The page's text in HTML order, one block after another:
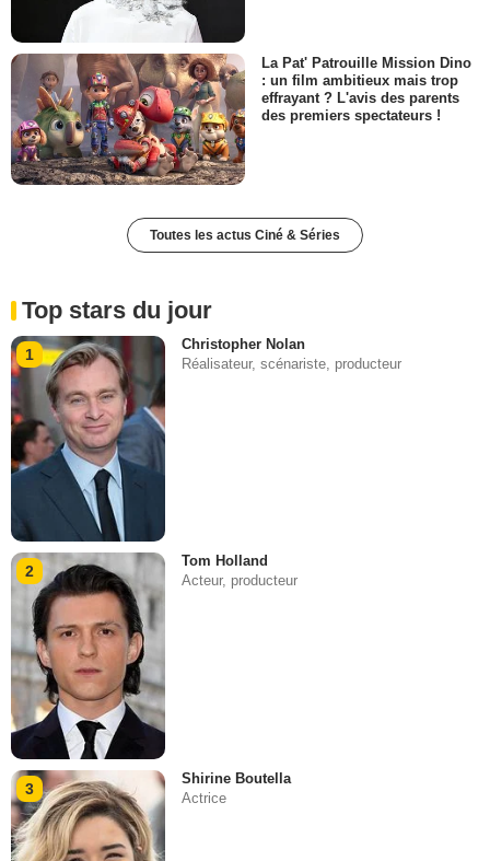
La Pat' Patrouille Mission Dino
: un film ambitieux mais trop
effrayant ? L'avis des parents
des premiers spectateurs !
Toutes les actus Ciné & Séries
Top stars du jour
1
Christopher Nolan
Réalisateur, scénariste, producteur
2
Tom Holland
Acteur, producteur
3
Shirine Boutella
Actrice